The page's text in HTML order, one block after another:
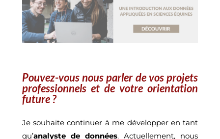
Pouvez-vous nous parler de vos projets
professionnels et de votre orientation
future ?
Je souhaite continuer à me développer en tant
qu’analyste de données. Actuellement, nous